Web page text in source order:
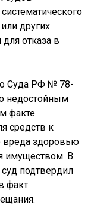
других
отказа в
Суда РФ № 78-
недостойным
факте
средств к
вреда здоровью
имуществом. В
подтвердил
факт